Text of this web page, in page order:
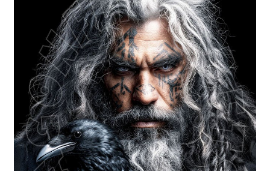
Blog / DIY / Tutorials
Over mij
Contact